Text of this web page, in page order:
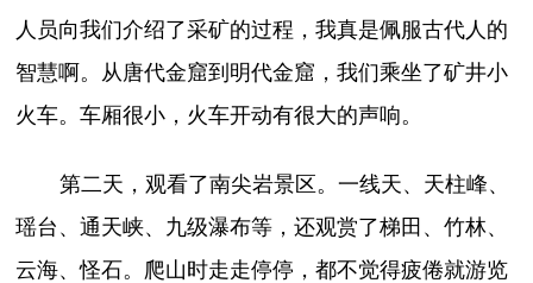
人员向我们介绍了采矿的过程，我真是佩服古代人的
智慧啊。从唐代金窟到明代金窟，我们乘坐了矿井小
火车。车厢很小，火车开动有很大的声响。
第二天，观看了南尖岩景区。一线天、天柱峰、
瑶台、通天峡、九级瀑布等，还观赏了梯田、竹林、
云海、怪石。爬山时走走停停，都不觉得疲倦就游览